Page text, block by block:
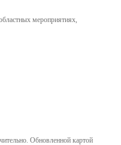
мероприятиях,
Обновленной картой